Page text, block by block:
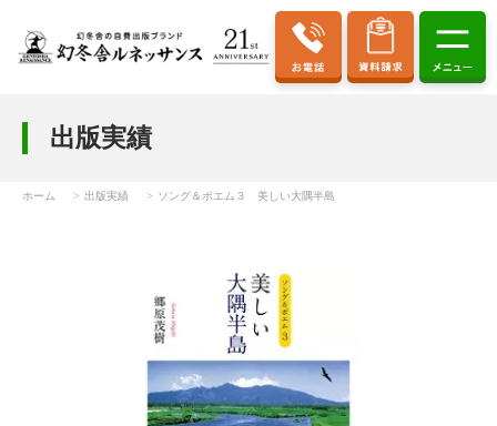
出版実績
ホーム 出版実績 ソング＆ポエム３ 美しい大隅半島